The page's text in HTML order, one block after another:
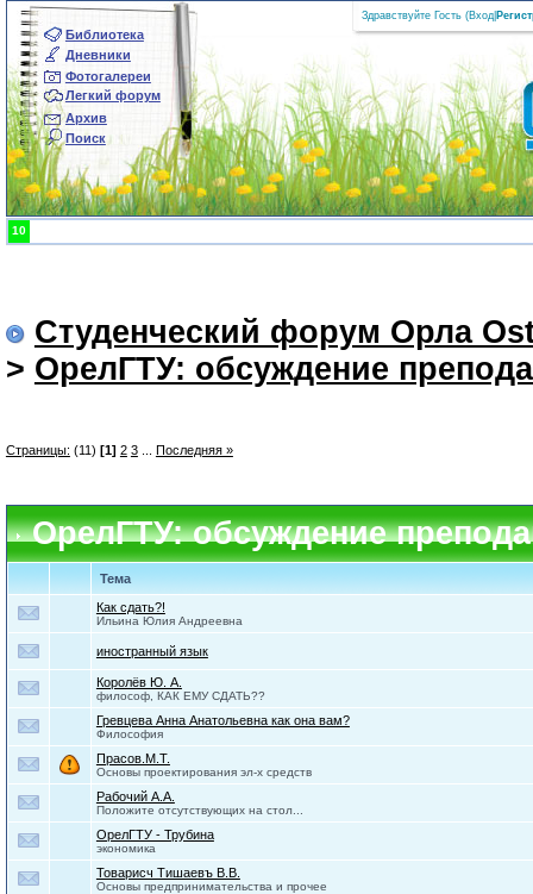
Библиотека
Дневники
Фотогалереи
Легкий форум
Архив
Поиск
Здравствуйте Гость (Вход
10
Студенческий форум Орла
> ОрелГТУ: обсуждение
Страницы: (11) [1] 2 3... Последняя »
ОрелГТУ: обсуждение
Тема
Как сдать?!
Ильина Юлия Андреевна
иностранный язык
Королёв Ю. А.
философ, КАК ЕМУ СДАТЬ??
Гревцева Анна Анатольевна как она вам?
Философия
Прасов.М.Т.
Основы проектирования эл-х средств
Рабочий А.А.
Положите отсутствующих на стол...
ОрелГТУ - Трубина
экономика
Товарисч Тишаевъ В.В.
Основы предпринимательства и прочее